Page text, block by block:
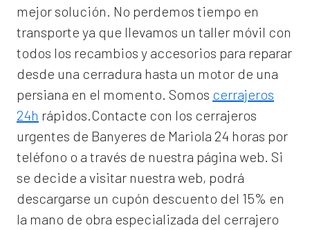
mejor solución. No perdemos tiempo en
transporte ya que llevamos un taller móvil con
todos los recambios y accesorios para reparar
desde una cerradura hasta un motor de una
persiana en el momento. Somos cerrajeros
24h rápidos.Contacte con los cerrajeros
urgentes de Banyeres de Mariola 24 horas por
teléfono o a través de nuestra página web. Si
se decide a visitar nuestra web, podrá
descargarse un cupón descuento del 15% en
la mano de obra especializada del cerrajero